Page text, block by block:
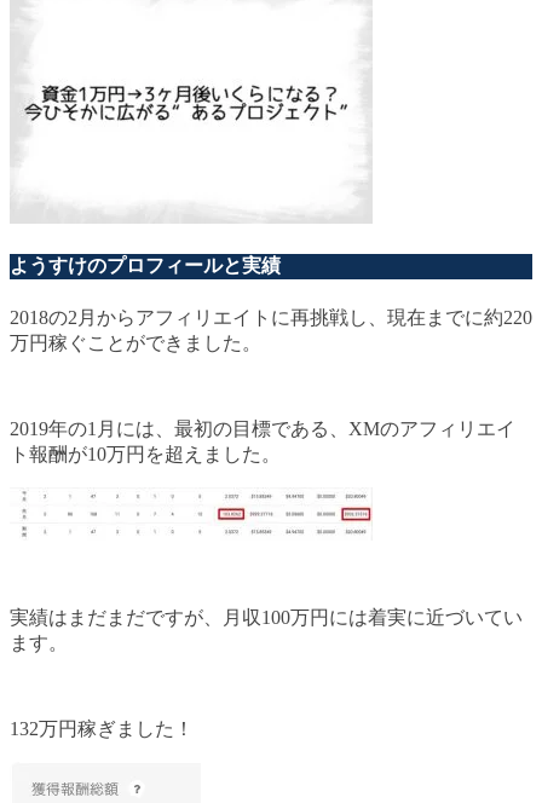
ようすけのプロフィールと実績
2018の2月からアフィリエイトに再挑戦し、現在までに約220
万円稼ぐことができました。
2019年の1月には、最初の目標である、XMのアフィリエイ
ト報酬が10万円を超えました。
実績はまだまだですが、月収100万円には着実に近づいてい
ます。
132万円稼ぎました！